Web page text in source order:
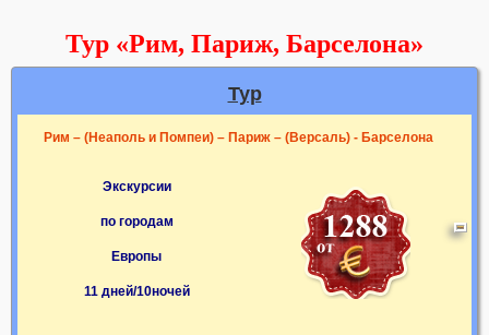
Тур «Рим, Париж, Барселона»
Тур
Рим – (Неаполь и Помпеи) – Париж – (Версаль) - Барселона
Экскурсии
по городам
Европы
11 дней/10ночей